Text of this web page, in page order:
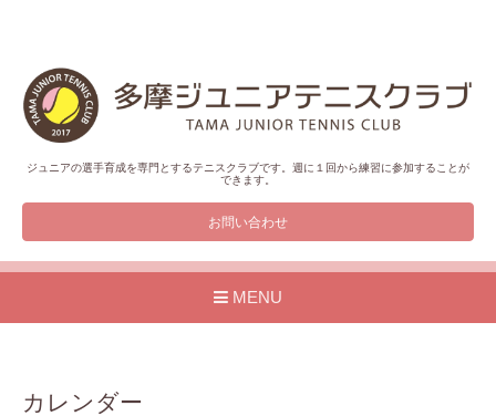
ジュニアの選手育成を専門とするテニスクラブです。週に１回から練習に参加することが
できます。
お問い合わせ
MENU
カレンダー